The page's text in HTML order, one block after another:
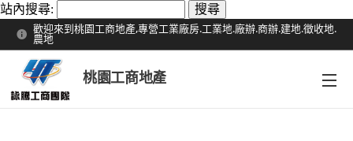
站內搜尋:
歡迎來到桃園工商地產,專營工業廠房.工業地.廠辦.商辦.建地.徵收地.
農地
桃園工商地產